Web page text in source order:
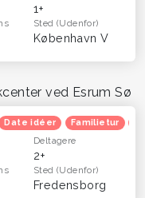
1+
Sted(Udenfor)
København V
ved Esrum Sø
Date idéer Familietur
Deltagere
2+
Sted(Udenfor)
Fredensborg